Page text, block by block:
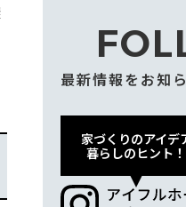
最新情報をお知
家づくりのアイデ
暮らしのヒント！